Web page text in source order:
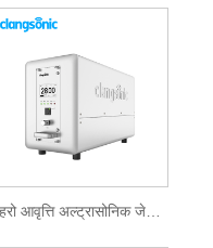
दोहरो आवृत्ति अल्ट्रासोनिक जेनरेटर